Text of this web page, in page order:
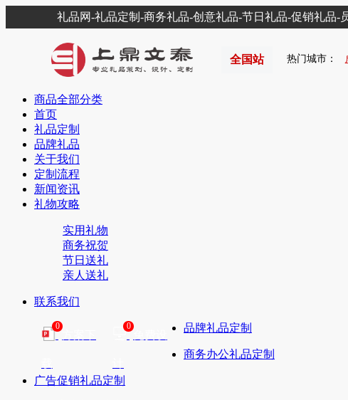
礼品网-礼品定制-商务礼品-创意礼品-节日礼品-促销礼品-
全国站 热门城市：
商品全部分类
首页
礼品定制
品牌礼品
关于我们
定制流程
新闻资讯
礼物攻略
实用礼物
商务祝贺
节日送礼
亲人送礼
联系我们
0 0 品牌礼品定制
商务办公礼品定制
广告促销礼品定制